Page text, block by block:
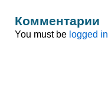
Комментарии
You must be logged in